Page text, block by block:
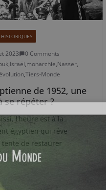
2023
0 Comments
,Israël,monarchie,Nasser,
,Tiers-Monde
de 1952, une
se répéter ?
l’heure est à la
égyptien qui rêve
de restaurer